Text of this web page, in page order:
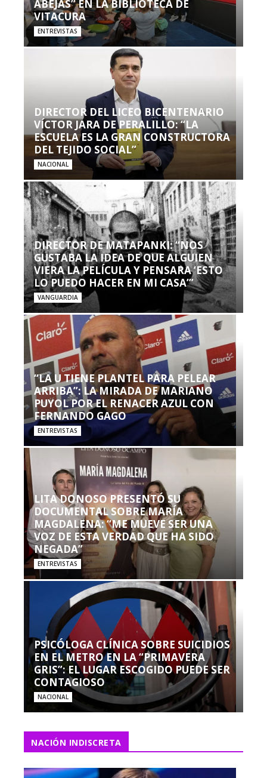
ABEJAS” EN LA BIBLIOTECA DE
VITACURA
ENTREVISTAS
DIRECTOR DEL LICEO BICENTENARIO
VÍCTOR JARA DE PERALILLO: “LA
ESCUELA ES LA GRAN CONSTRUCTORA
DEL TEJIDO SOCIAL”
NACIONAL
DIRECTOR DE MATAPANKI: “NOS
GUSTABA LA IDEA DE QUE ALGUIEN
VIERA LA PELÍCULA Y PENSARA ‘ESTO
LO PUEDO HACER EN MI CASA’”
VANGUARDIA
“LA U TIENE PLANTEL PARA PELEAR
ARRIBA”: LA MIRADA DE MARIANO
PUYOL POR EL RENACER AZUL CON
FERNANDO GAGO
ENTREVISTAS
LITA DONOSO PRESENTÓ SU
DOCUMENTAL SOBRE MARÍA
MAGDALENA: “ME MUEVE SER UNA
VOZ DE ESTA VERDAD QUE HA SIDO
NEGADA”
ENTREVISTAS
PSICÓLOGA CLÍNICA SOBRE SUICIDIOS
EN EL METRO EN LA “PRIMAVERA
GRIS”: EL LUGAR ESCOGIDO PUEDE SER
CONTAGIOSO
NACIONAL
NACIÓN INDISCRETA